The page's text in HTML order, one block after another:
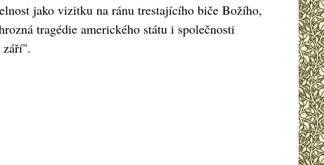
jako vizitku na ránu trestajícího biče Božího,
tragédie amerického státu i společnosti
září".